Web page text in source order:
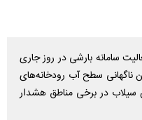
سامانه بارشی در روز جاری
آمدن ناگهانی سطح آب رودخانه‌های
در برخی مناطق هشدار